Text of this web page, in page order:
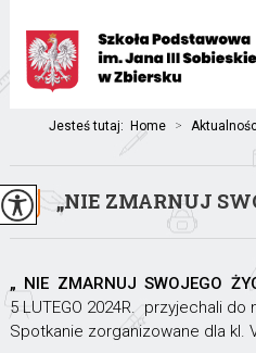
Jesteś tutaj: Home >
„NIE ZMARNUJ
„ NIE ZMARNUJ SWOJEGO
5 LUTEGO 2024R. przyjechali do
Spotkanie zorganizowane dla kl.